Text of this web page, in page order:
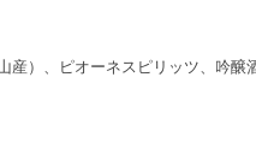
産）、ピオーネスピリッツ、吟醸